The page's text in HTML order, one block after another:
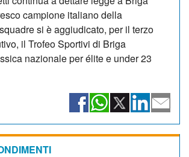
campione italiano della
si è aggiudicato, per il terzo
il Trofeo Sportivi di Briga
nazionale per élite e under 23